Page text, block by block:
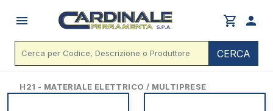
menu shopping_cart person
CERCA
H21 - MATERIALE ELETTRICO / MULTIPRESE